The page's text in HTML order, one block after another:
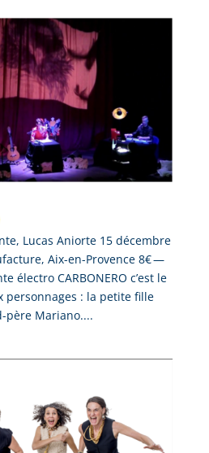
Lucas Aniorte 15 décembre
Aix-en-Provence 8€ —
électro CARBONERO c’est le
personnages : la petite fille
père Mariano....